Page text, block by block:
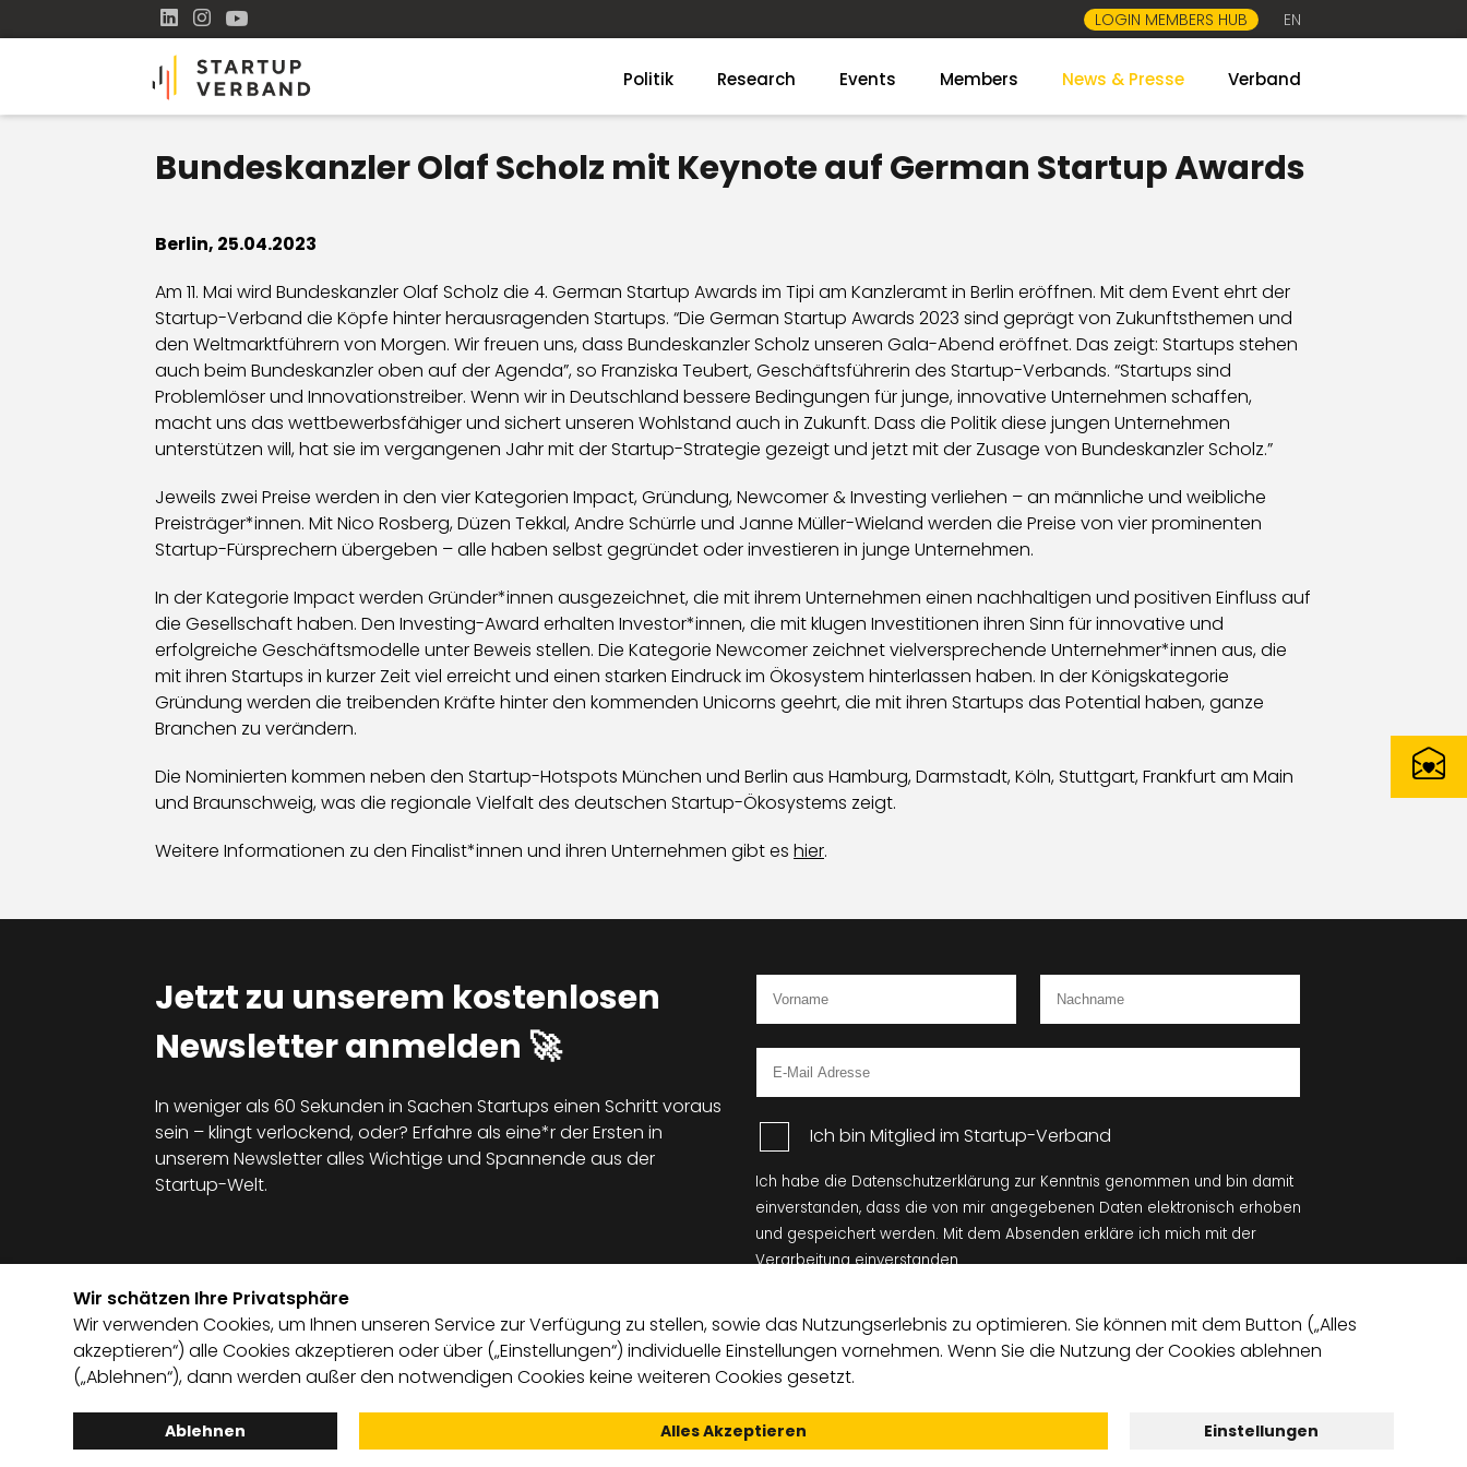
LOGIN MEMBERS HUB EN
Politik Research Events Members News & Presse Verband
Bundeskanzler Olaf Scholz mit Keynote auf German Startup Awards
Berlin, 25.04.2023
Am 11. Mai wird Bundeskanzler Olaf Scholz die 4. German Startup Awards im Tipi am Kanzleramt in Berlin eröffnen. Mit dem Event ehrt der
Startup-Verband die Köpfe hinter herausragenden Startups. “Die German Startup Awards 2023 sind geprägt von Zukunftsthemen und
den Weltmarktführern von Morgen. Wir freuen uns, dass Bundeskanzler Scholz unseren Gala-Abend eröffnet. Das zeigt: Startups stehen
auch beim Bundeskanzler oben auf der Agenda”, so Franziska Teubert, Geschäftsführerin des Startup-Verbands. “Startups sind
Problemlöser und Innovationstreiber. Wenn wir in Deutschland bessere Bedingungen für junge, innovative Unternehmen schaffen,
macht uns das wettbewerbsfähiger und sichert unseren Wohlstand auch in Zukunft. Dass die Politik diese jungen Unternehmen
unterstützen will, hat sie im vergangenen Jahr mit der Startup-Strategie gezeigt und jetzt mit der Zusage von Bundeskanzler Scholz.”
Jeweils zwei Preise werden in den vier Kategorien Impact, Gründung, Newcomer & Investing verliehen – an männliche und weibliche
Preisträger*innen. Mit Nico Rosberg, Düzen Tekkal, Andre Schürrle und Janne Müller-Wieland werden die Preise von vier prominenten
Startup-Fürsprechern übergeben – alle haben selbst gegründet oder investieren in junge Unternehmen.
In der Kategorie Impact werden Gründer*innen ausgezeichnet, die mit ihrem Unternehmen einen nachhaltigen und positiven Einfluss auf
die Gesellschaft haben. Den Investing-Award erhalten Investor*innen, die mit klugen Investitionen ihren Sinn für innovative und
erfolgreiche Geschäftsmodelle unter Beweis stellen. Die Kategorie Newcomer zeichnet vielversprechende Unternehmer*innen aus, die
mit ihren Startups in kurzer Zeit viel erreicht und einen starken Eindruck im Ökosystem hinterlassen haben. In der Königskategorie
Gründung werden die treibenden Kräfte hinter den kommenden Unicorns geehrt, die mit ihren Startups das Potential haben, ganze
Branchen zu verändern.
Die Nominierten kommen neben den Startup-Hotspots München und Berlin aus Hamburg, Darmstadt, Köln, Stuttgart, Frankfurt am Main
und Braunschweig, was die regionale Vielfalt des deutschen Startup-Ökosystems zeigt.
Weitere Informationen zu den Finalist*innen und ihren Unternehmen gibt es hier.
Jetzt zu unserem kostenlosen
Newsletter anmelden 🚀
In weniger als 60 Sekunden in Sachen Startups einen Schritt voraus
sein – klingt verlockend, oder? Erfahre als eine*r der Ersten in
unserem Newsletter alles Wichtige und Spannende aus der
Startup-Welt.
Ich bin Mitglied im Startup-Verband
Ich habe die Datenschutzerklärung zur Kenntnis genommen und bin damit
einverstanden, dass die von mir angegebenen Daten elektronisch erhoben
und gespeichert werden. Mit dem Absenden erkläre ich mich mit der
Verarbeitung einverstanden.
Absenden
English Satzung Leitprinzipien Datenschutz Impressum
Wir schätzen Ihre Privatsphäre
Wir verwenden Cookies, um Ihnen unseren Service zur Verfügung zu stellen, sowie das Nutzungserlebnis zu optimieren. Sie können mit dem Button („Alles
akzeptieren“) alle Cookies akzeptieren oder über („Einstellungen“) individuelle Einstellungen vornehmen. Wenn Sie die Nutzung der Cookies ablehnen
(„Ablehnen“), dann werden außer den notwendigen Cookies keine weiteren Cookies gesetzt.
Ablehnen Alles Akzeptieren Einstellungen